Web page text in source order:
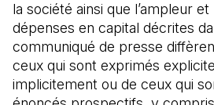
la société ainsi que l’ampleur et
dépenses en capital décrites
communiqué de presse
ceux qui sont exprimés
implicitement ou de ceux qui